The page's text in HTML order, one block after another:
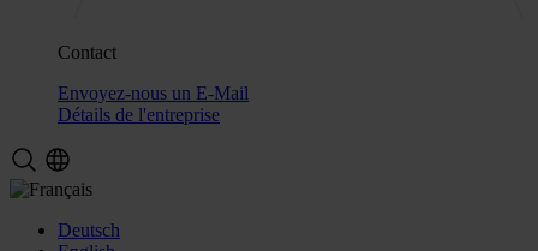
Contact
Envoyez-nous un E-Mail
Détails de l'entreprise
Deutsch